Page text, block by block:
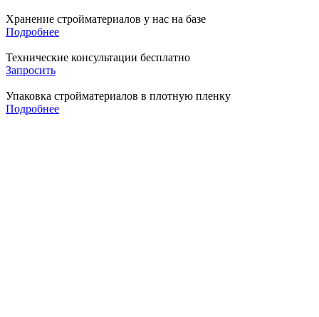
Хранение стройматериалов у нас на базе
Подробнее
Технические консультации бесплатно
Запросить
Упаковка стройматериалов в плотную пленку
Подробнее